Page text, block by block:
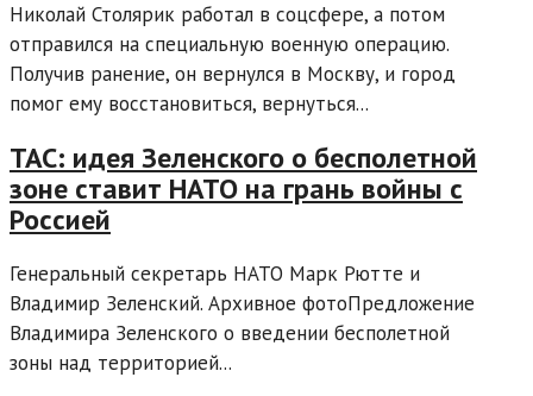
Николай Столярик работал в соцсфере, а потом
отправился на специальную военную операцию.
Получив ранение, он вернулся в Москву, и город
помог ему восстановиться, вернуться...
TAC: идея Зеленского о бесполетной
зоне ставит НАТО на грань войны с
Россией
Генеральный секретарь НАТО Марк Рютте и
Владимир Зеленский. Архивное фотоПредложение
Владимира Зеленского о введении бесполетной
зоны над территорией...